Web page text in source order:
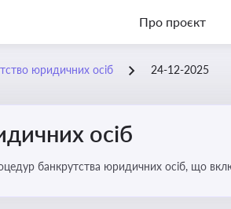
Про проєкт
юридичних осіб 24-12-2025
осіб
банкрутства юридичних осіб, що